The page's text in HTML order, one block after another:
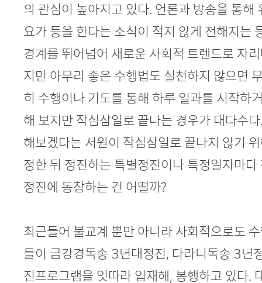
의 관심이 높아지고 있다. 언론과 방송을 통해
요가 등을 한다는 소식이 적지 않게 전해지는
경계를 뛰어넘어 새로운 사회적 트렌드로 자
지만 아무리 좋은 수행법도 실천하지 않으면
히 수행이나 기도를 통해 하루 일과를 시작하
해 보지만 작심삼일로 끝나는 경우가 대다수
해보겠다는 서원이 작심삼일로 끝나지 않기
정한 뒤 정진하는 특별정진이나 특정일자마
정진에 동참하는 건 어떨까?
최근들어 불교계 뿐만 아니라 사회적으로도
들이 금강경독송 3년대정진, 다라니독송 3년
진프로그램을 잇따라 입재해, 봉행하고 있다.